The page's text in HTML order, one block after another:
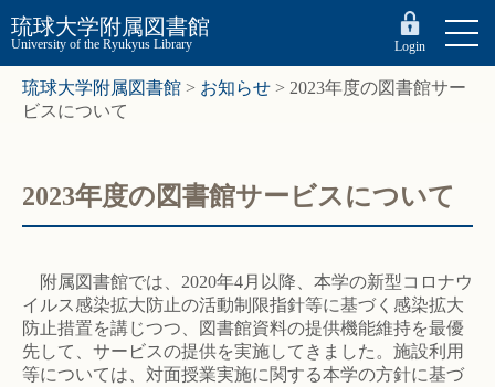
琉球大学附属図書館
University of the Ryukyus Library Login
琉球大学附属図書館 > お知らせ > 2023年度の図書館サー
ビスについて
2023年度の図書館サービスについて
附属図書館では、2020年4月以降、本学の新型コロナウ
イルス感染拡大防止の活動制限指針等に基づく感染拡大
防止措置を講じつつ、図書館資料の提供機能維持を最優
先して、サービスの提供を実施してきました。施設利用
等については、対面授業実施に関する本学の方針に基づ